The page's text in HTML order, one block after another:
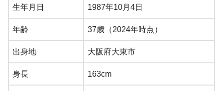
生年月日 1987年10月4日
年齢 37歳（2024年時点）
出身地 大阪府大東市
身長 163cm